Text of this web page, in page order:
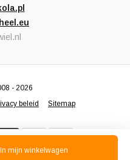
In mijn winkelwagen
beleid Sitemap
- 2026